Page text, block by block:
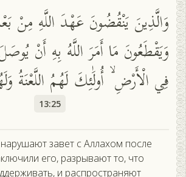
وَالَّذِينَ يَنْقُضُونَ عَهْدَ اللَّهِ مِنْ
وَيَقْطَعُونَ مَا أَمَرَ اللَّهُ بِهِ أَنْ
فِي الْأَرْضِ ۙ أُولَٰئِكَ لَهُمُ اللَّعْنَةُ
13:25
завет с Аллахом после
его, разрывают то, что
и распространяют